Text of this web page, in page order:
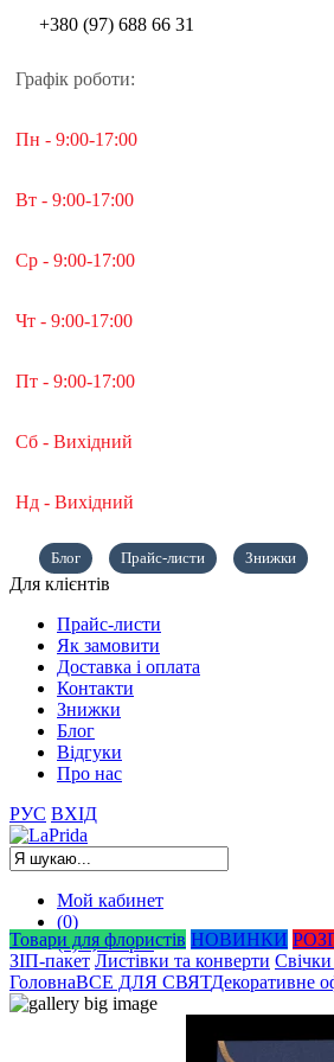
+380 (97) 688 66 31
Графік роботи:
Пн - 9:00-17:00
Вт - 9:00-17:00
Ср - 9:00-17:00
Чт - 9:00-17:00
Пт - 9:00-17:00
Сб - Вихідний
Нд - Вихідний
Блог Прайс-листи Знижки
Для клієнтів
Прайс-листи
Як замовити
Доставка і оплата
Контакти
Знижки
Блог
Відгуки
Про нас
РУС ВХІД
Мой кабинет
(0)
(0) 0,00грн.
Товари для флористів НОВИНКИ
ЗІП-пакет Листівки та конверти Свічки
ГоловнаВСЕ ДЛЯ СВЯТДекоративне